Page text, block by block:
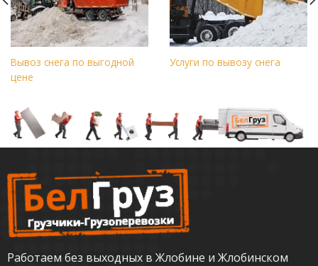
Вывоз снега по выгодной
цене
Услуги по вывозу снега
Работаем без выходных в Жлобине и Жлобинском